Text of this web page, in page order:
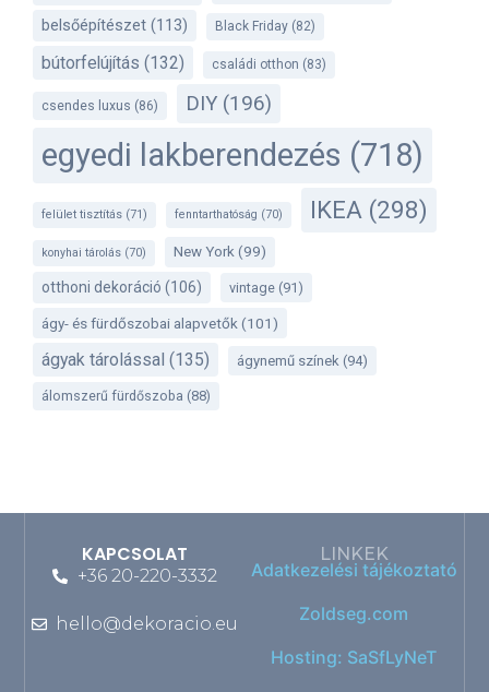
belsőépítészet (113) Black Friday (82)
bútorfelújítás (132) családi otthon (83)
csendes luxus (86) DIY (196)
egyedi lakberendezés (718)
felület tisztítás (71) fenntarthatóság (70) IKEA (298)
konyhai tárolás (70) New York (99)
otthoni dekoráció (106) vintage (91)
ágy- és fürdőszobai alapvetők (101)
ágyak tárolással (135) ágynemű színek (94)
álomszerű fürdőszoba (88)
KAPCSOLAT
+36 20-220-3332
hello@dekoracio.eu
LINKEK
Adatkezelési tájékoztató
Zoldseg.com
Hosting: SaSfLyNeT